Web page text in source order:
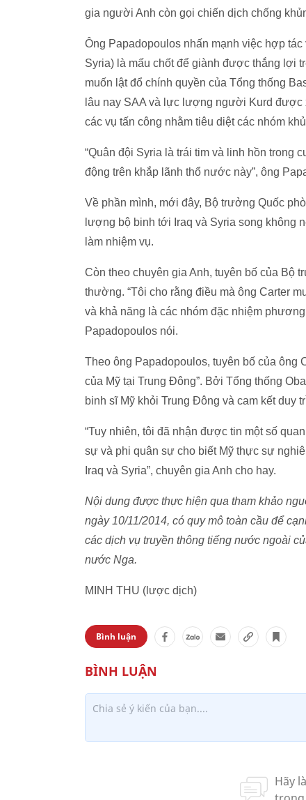
gia người Anh còn gọi chiến dịch chống
Ông Papadopoulos nhấn mạnh việc hợp
Syria) là mấu chốt để giành được thắng lợi
muốn lật đổ chính quyền của Tổng thống
lâu nay SAA và lực lượng người Kurd
các vụ tấn công nhằm tiêu diệt các nhóm
“Quân đội Syria là trái tim và linh hồn trong
động trên khắp lãnh thổ nước này”, ông
Về phần mình, mới đây, Bộ trưởng Quốc
lượng bộ binh tới Iraq và Syria song không
làm nhiệm vụ.
Còn theo chuyên gia Anh, tuyên bố của
thường. “Tôi cho rằng điều mà ông Carter
và khả năng là các nhóm đặc nhiệm
Papadopoulos nói.
Theo ông Papadopoulos, tuyên bố của ông
của Mỹ tại Trung Đông”. Bởi Tổng thống
binh sĩ Mỹ khỏi Trung Đông và cam kết duy
“Tuy nhiên, tôi đã nhận được tin một số
sự và phi quân sự cho biết Mỹ thực sự
Iraq và Syria”, chuyên gia Anh cho hay.
Nội dung được thực hiện qua tham khảo
ngày 10/11/2014, có quy mô toàn cầu để
các dịch vụ truyền thông tiếng nước ngoài
nước Nga.
MINH THU (lược dịch)
Bình luận